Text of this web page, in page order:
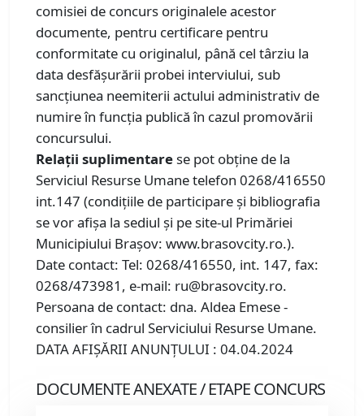
comisiei de concurs originalele acestor
documente, pentru certificare pentru
conformitate cu originalul, până cel târziu la
data desfășurării probei interviului, sub
sancțiunea neemiterii actului administrativ de
numire în funcția publică în cazul promovării
concursului.
Relaţii suplimentarese pot obţine de la
Serviciul Resurse Umane telefon 0268/416550
int.147 (condiţiile de participare şi bibliografia
se vor afişa la sediul şi pe site-ul Primăriei
Municipiului Braşov: www.brasovcity.ro.).
Date contact: Tel: 0268/416550, int. 147, fax:
0268/473981, e-mail: ru@brasovcity.ro.
Persoana de contact: dna. Aldea Emese -
consilier în cadrul Serviciului Resurse Umane.
DATA AFIŞĂRII ANUNŢULUI : 04.04.2024
DOCUMENTE ANEXATE / ETAPE CONCURS